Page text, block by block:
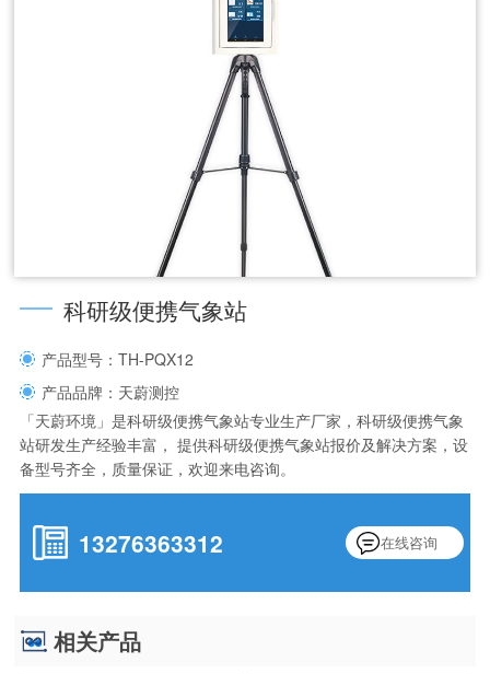
科研级便携气象站
产品型号：TH-PQX12
产品品牌：天蔚测控
「天蔚环境」是科研级便携气象站专业生产厂家，科研级便携气象
站研发生产经验丰富， 提供科研级便携气象站报价及解决方案，设
备型号齐全，质量保证，欢迎来电咨询。
13276363312 在线咨询
相关产品